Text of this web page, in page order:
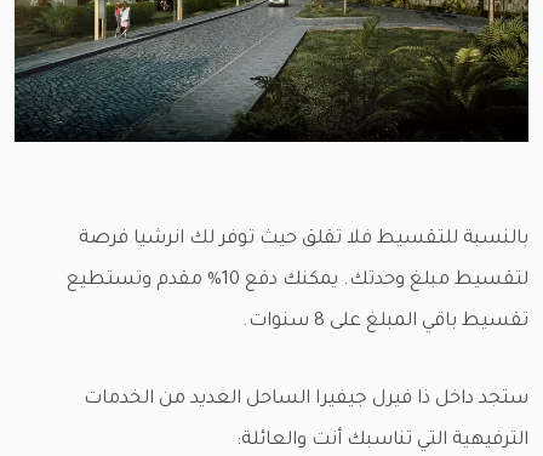
بالنسبة للتقسيط فلا تقلق حيث توفر لك انرشيا فرصة
لتقسيط مبلغ وحدتك. يمكنك دفع 10% مقدم وتستطيع
تقسيط باقي المبلغ على 8 سنوات.
ستجد داخل ذا فيرل جيفيرا الساحل العديد من الخدمات
الترفيهية التي تناسبك أنت والعائلة: